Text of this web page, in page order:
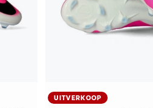
UITVERKOOP